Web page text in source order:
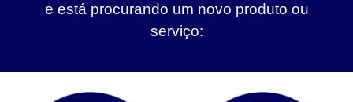
e está procurando um novo produto ou
serviço: